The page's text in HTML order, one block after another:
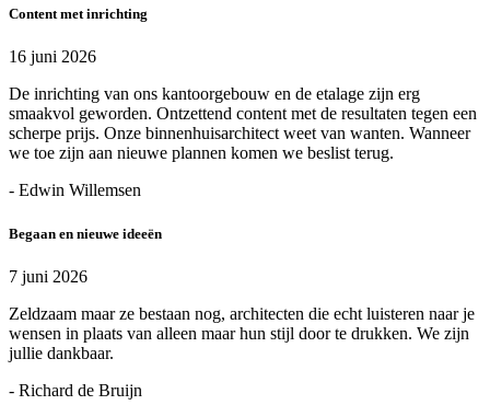
Content met inrichting
16 juni 2026
De inrichting van ons kantoorgebouw en de etalage zijn erg
smaakvol geworden. Ontzettend content met de resultaten tegen een
scherpe prijs. Onze binnenhuisarchitect weet van wanten. Wanneer
we toe zijn aan nieuwe plannen komen we beslist terug.
- Edwin Willemsen
Begaan en nieuwe ideeën
7 juni 2026
Zeldzaam maar ze bestaan nog, architecten die echt luisteren naar je
wensen in plaats van alleen maar hun stijl door te drukken. We zijn
jullie dankbaar.
- Richard de Bruijn